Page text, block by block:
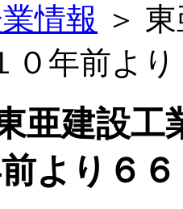
情報 ＞
年前よ
亜建設
より６